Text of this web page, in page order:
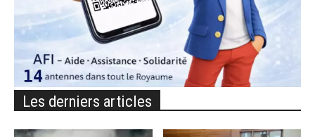
Les derniers articles